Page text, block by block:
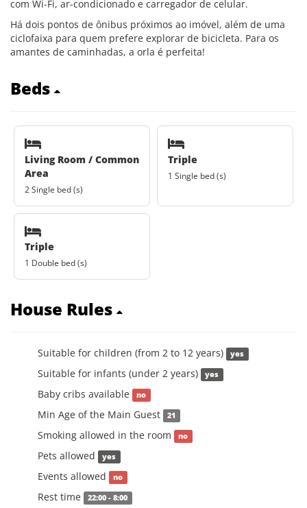
com Wi-Fi, ar-condicionado e carregador de celular.
Há dois pontos de ônibus próximos ao imóvel, além de uma
ciclofaixa para quem prefere explorar de bicicleta. Para os
amantes de caminhadas, a orla é perfeita!
Beds
Living Room / Common
Area
2 Single bed (s)
Triple
1 Single bed (s)
Triple
1 Double bed (s)
House Rules
Suitable for children (from 2 to 12 years) yes
Suitable for infants (under 2 years) yes
Baby cribs available no
Min Age of the Main Guest 21
Smoking allowed in the room no
Pets allowed yes
Events allowed no
Rest time 22:00 - 8:00